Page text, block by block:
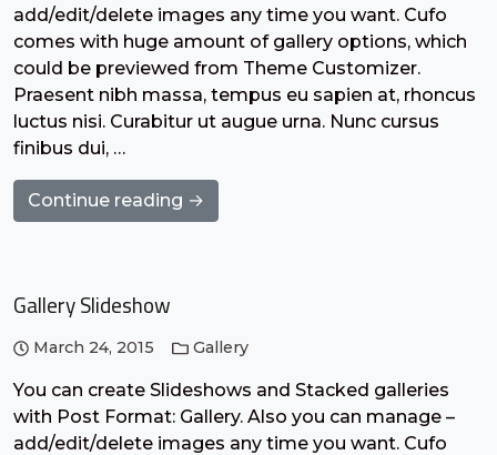
add/edit/delete images any time you want. Cufo
comes with huge amount of gallery options, which
could be previewed from Theme Customizer.
Praesent nibh massa, tempus eu sapien at, rhoncus
luctus nisi. Curabitur ut augue urna. Nunc cursus
finibus dui, …
Continue reading →
Gallery Slideshow
March 24, 2015 Gallery
You can create Slideshows and Stacked galleries
with Post Format: Gallery. Also you can manage –
add/edit/delete images any time you want. Cufo